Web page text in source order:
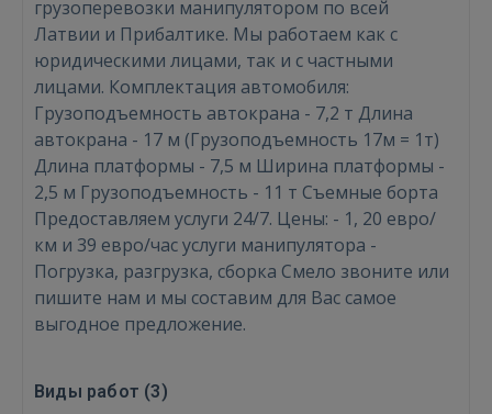
Войти
грузоперевозки манипулятором по всей
Латвии и Прибалтике. Мы работаем как с
юридическими лицами, так и с частными
лицами. Комплектация автомобиля:
Грузоподъемность автокрана - 7,2 т Длина
автокрана - 17 м (Грузоподъемность 17м = 1т)
Длина платформы - 7,5 м Ширина платформы -
2,5 м Грузоподъемность - 11 т Съемные борта
Предоставляем услуги 24/7. Цены: - 1, 20 евро/
км и 39 евро/час услуги манипулятора -
Погрузка, разгрузка, сборка Смело звоните или
пишите нам и мы составим для Вас самое
выгодное предложение.
Виды работ (3)